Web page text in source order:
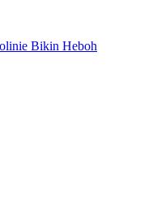
Bikin Heboh